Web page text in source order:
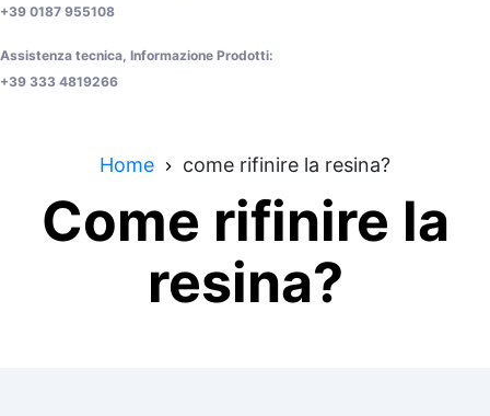
+39 0187 955108
Assistenza tecnica, Informazione Prodotti:
+39 333 4819266
Home come rifinire la resina?
Come rifinire la
resina?